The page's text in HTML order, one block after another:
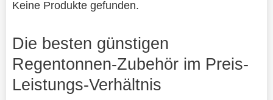
Keine Produkte gefunden.
Die besten günstigen
Regentonnen-Zubehör im Preis-
Leistungs-Verhältnis